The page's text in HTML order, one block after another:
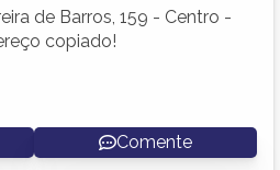
de Barros, 159 - Centro -
copiado!
Comente